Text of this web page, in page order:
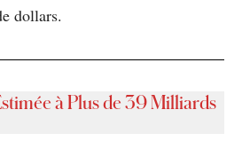
dollars.
à Plus de 39 Milliards